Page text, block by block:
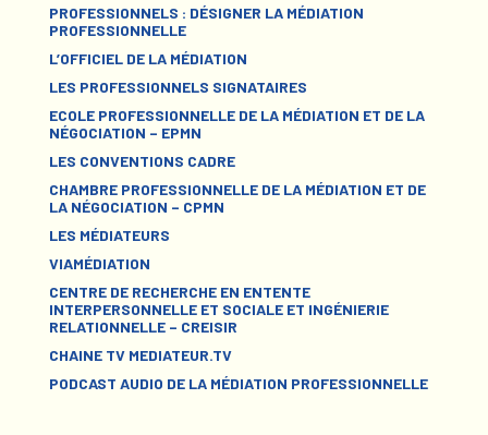
PROFESSIONNELS : DÉSIGNER LA MÉDIATION
PROFESSIONNELLE
L’OFFICIEL DE LA MÉDIATION
LES PROFESSIONNELS SIGNATAIRES
ECOLE PROFESSIONNELLE DE LA MÉDIATION ET DE LA
NÉGOCIATION – EPMN
LES CONVENTIONS CADRE
CHAMBRE PROFESSIONNELLE DE LA MÉDIATION ET DE
LA NÉGOCIATION – CPMN
LES MÉDIATEURS
VIAMÉDIATION
CENTRE DE RECHERCHE EN ENTENTE
INTERPERSONNELLE ET SOCIALE ET INGÉNIERIE
RELATIONNELLE – CREISIR
CHAINE TV MEDIATEUR.TV
PODCAST AUDIO DE LA MÉDIATION PROFESSIONNELLE